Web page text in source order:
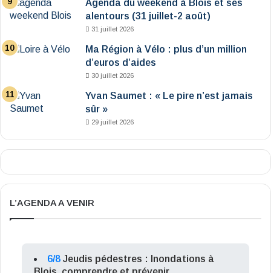
Agenda du weekend à Blois et ses
alentours (31 juillet-2 août)
31 juillet 2026
Ma Région à Vélo : plus d’un million
d’euros d’aides
30 juillet 2026
Yvan Saumet : « Le pire n’est jamais
sûr »
29 juillet 2026
L’AGENDA A VENIR
6/8 Jeudis pédestres : Inondations à